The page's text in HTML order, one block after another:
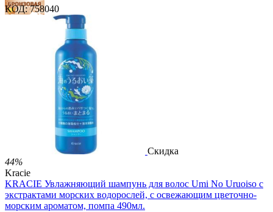
32 балла
49 баллов
81 балл
1 486.00 Р
за 1.00 мл

КОД: 758040
Скидка
44%
Kracie
KRACIE Увлажняющий шампунь для волос Umi No Uruoiso с
экстрактами морских водорослей, с освежающим цветочно-
морским ароматом, помпа 490мл.